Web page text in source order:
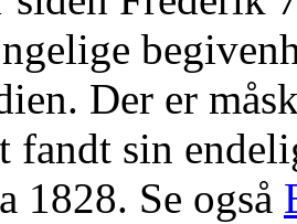
Der er
fandt sin
1828. Se også